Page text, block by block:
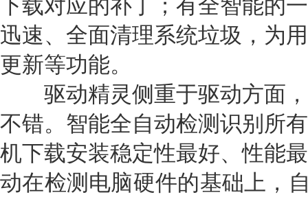
下载对应的补丁；有全智能的
迅速、全面清理系统垃圾，为
更新等功能。
驱动精灵侧重于驱动方面，
不错。智能全自动检测识别所
机下载安装稳定性最好、性能
动在检测电脑硬件的基础上，